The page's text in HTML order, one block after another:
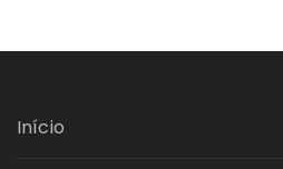
Início